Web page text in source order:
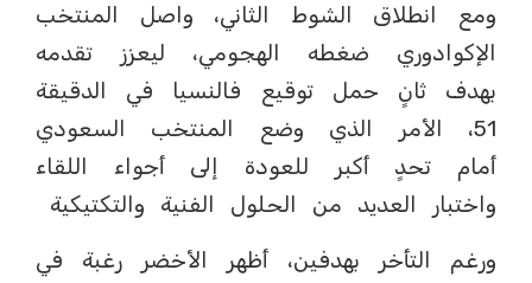
ومع انطلاق الشوط الثاني، واصل المنتخب
الإكوادوري ضغطه الهجومي، ليعزز تقدمه
بهدف ثانٍ حمل توقيع فالنسيا في الدقيقة
51، الأمر الذي وضع المنتخب السعودي
أمام تحدٍ أكبر للعودة إلى أجواء اللقاء
واختبار العديد من الحلول الفنية والتكتيكية
ورغم التأخر بهدفين، أظهر الأخضر رغبة في